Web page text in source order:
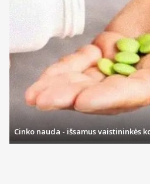
Atkreipkite dėmesį ir į ypatingus
taikoma akcija arba speciali
įsigysite pigiau.
Cinko nauda - išsamus vaistininkės